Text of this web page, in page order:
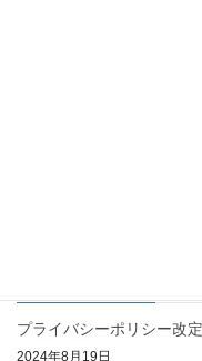
プライバシーポリシー改
2024年8月19日